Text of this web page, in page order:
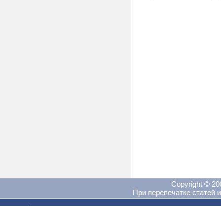
Copyright ©
При перепечатке статей